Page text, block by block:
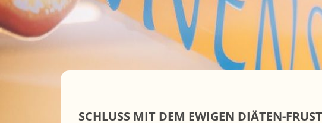
SCHLUSS MIT DEM EWIGEN DIÄTEN-